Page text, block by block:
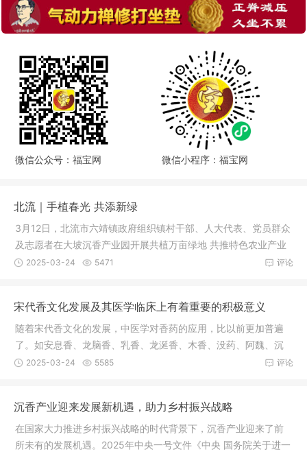
微信公众号：福宝网 微信小程序：福宝网
北流｜手植春光 共添新绿
3月12日，北流市六靖镇政府组织镇村干部、人大代表、党员群众
及志愿者在大坡沉香产业园开展共植万亩绿地 共推特色农业产业
发展主
评论
2025-03-24 5471
宋代香文化发展及其医学临床上有着重要的积极意义
随着宋代香文化的发展，中医学对香药的应用，比以前更加普遍
了。如安息香、龙脑香、乳香、龙涎香、木香、没药、阿魏、沉
香、苏合
评论
2025-03-24 5585
沉香产业迎来发展新机遇，助力乡村振兴战略
在国家大力推进乡村振兴战略的时代背景下，沉香产业迎来了前
所未有的发展机遇。2025年中央一号文件《中央 国务院关于进一